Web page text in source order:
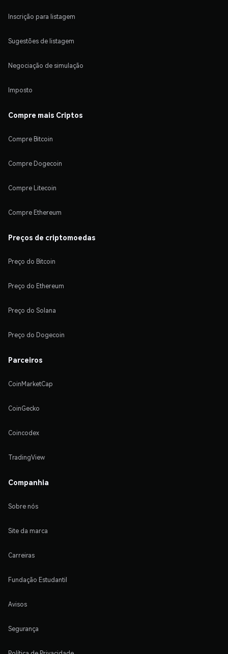
Inscrição para listagem
Sugestões de listagem
Negociação de simulação
Imposto
Compre mais Criptos
Compre Bitcoin
Compre Dogecoin
Compre Litecoin
Compre Ethereum
Preços de criptomoedas
Preço do Bitcoin
Preço do Ethereum
Preço do Solana
Preço do Dogecoin
Parceiros
CoinMarketCap
CoinGecko
Coincodex
TradingView
Companhia
Sobre nós
Site da marca
Carreiras
Fundação Estudantil
Avisos
Segurança